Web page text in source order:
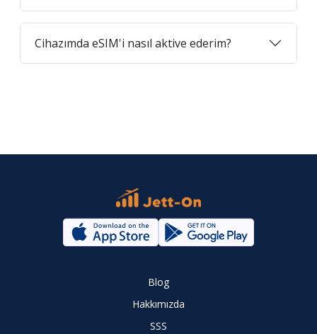
Cihazımda eSIM'i nasıl aktive ederim?
Blog
Hakkımızda
SSS